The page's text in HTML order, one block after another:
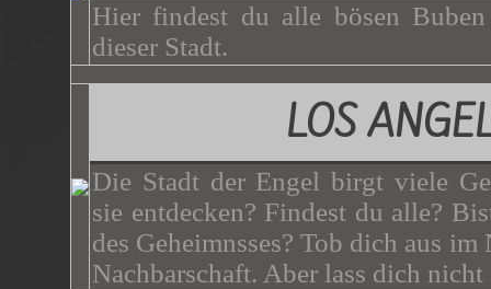
Hier findest du alle bösen
dieser Stadt.
LOS
Die Stadt der Engel birgt viele
sie entdecken? Findest du alle?
des Geheimnsses? Tob dich aus
Nachbarschaft. Aber lass dich nicht